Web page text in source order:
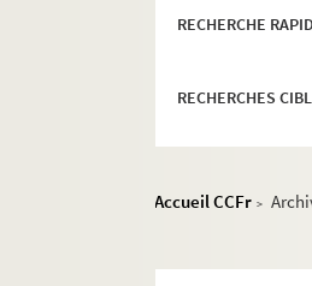
RECHERCHE
RECHERCHES
Accueil CCFr >